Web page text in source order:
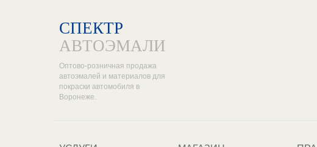
СПЕКТР
АВТОЭМАЛИ
Оптово-розничная продажа
автоэмалей и материалов для
покраски автомобиля в
Воронеже.